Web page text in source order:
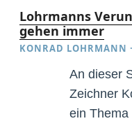
Lohrmanns
gehen immer
KONRAD LOHRMANN ·
An dieser
Zeichner
ein Thema